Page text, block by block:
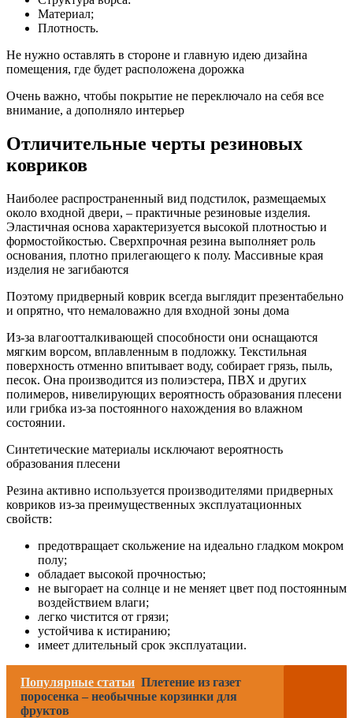
Материал;
Плотность.
Не нужно оставлять в стороне и главную идею дизайна
помещения, где будет расположена дорожка
Очень важно, чтобы покрытие не переключало на себя все
внимание, а дополняло интерьер
Отличительные черты резиновых
ковриков
Наиболее распространенный вид подстилок, размещаемых
около входной двери, – практичные резиновые изделия.
Эластичная основа характеризуется высокой плотностью и
формостойкостью. Сверхпрочная резина выполняет роль
основания, плотно прилегающего к полу. Массивные края
изделия не загибаются
Поэтому придверный коврик всегда выглядит презентабельно
и опрятно, что немаловажно для входной зоны дома
Из-за влагоотталкивающей способности они оснащаются
мягким ворсом, вплавленным в подложку. Текстильная
поверхность отменно впитывает воду, собирает грязь, пыль,
песок. Она производится из полиэстера, ПВХ и других
полимеров, нивелирующих вероятность образования плесени
или грибка из-за постоянного нахождения во влажном
состоянии.
Синтетические материалы исключают вероятность
образования плесени
Резина активно используется производителями придверных
ковриков из-за преимущественных эксплуатационных
свойств:
предотвращает скольжение на идеально гладком мокром
полу;
обладает высокой прочностью;
не выгорает на солнце и не меняет цвет под постоянным
воздействием влаги;
легко чистится от грязи;
устойчива к истиранию;
имеет длительный срок эксплуатации.
Популярные статьи Плетение из газет
поросенка – необычные корзинки для
фруктов